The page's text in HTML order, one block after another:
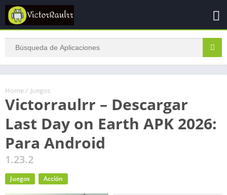
Home / Juegos
Victorraulrr – Descargar
Last Day on Earth APK 2026:
Para Android
1.23.2
Juegos Acción